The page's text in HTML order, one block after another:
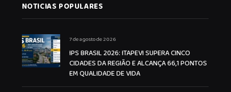
NOTICIAS POPULARES
7 de agosto de 2026
IPS BRASIL 2026: ITAPEVI SUPERA CINCO
CIDADES DA REGIÃO E ALCANÇA 66,1 PONTOS
EM QUALIDADE DE VIDA